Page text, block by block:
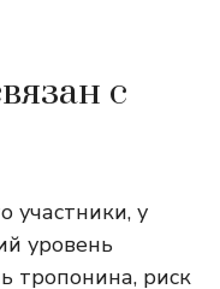
с
участники, у
уровень
тропонина, риск